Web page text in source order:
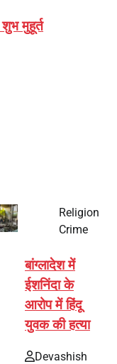
मुहूर्त
Religion
Crime
बांग्लादेश में
ईशनिंदा के
आरोप में हिंदू
युवक की हत्या
Devashish